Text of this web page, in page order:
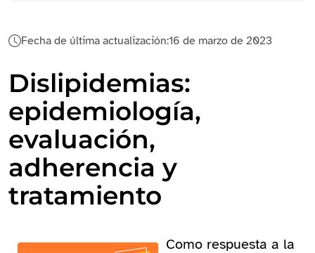
Fecha de última actualización:16 de marzo de 2023
Dislipidemias:
epidemiología,
evaluación,
adherencia y
tratamiento
Como respuesta a la